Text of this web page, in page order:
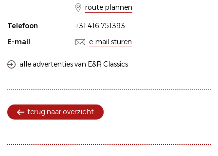
route plannen
Telefoon
+31 416 751393
E-mail
e-mail sturen
alle advertenties van E&R Classics
terug naar overzicht